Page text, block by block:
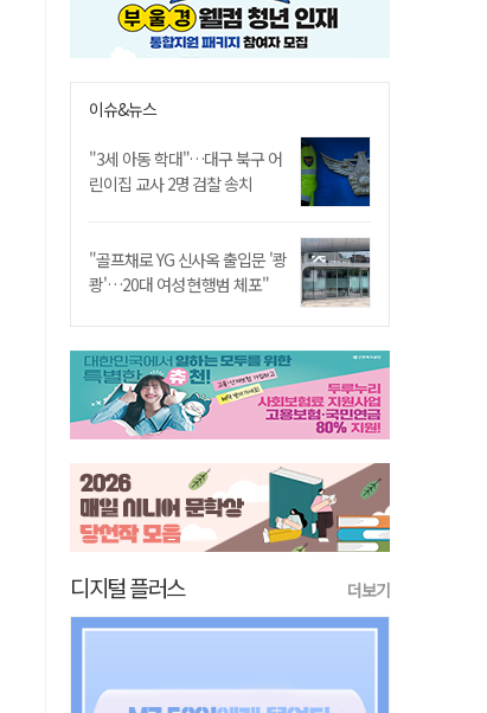
이슈&뉴스
"3세 아동 학대"…대구 북구 어
린이집 교사 2명 검찰 송치
"골프채로 YG 신사옥 출입문 '쾅
쾅'…20대 여성 현행범 체포"
디지털 플러스 더보기